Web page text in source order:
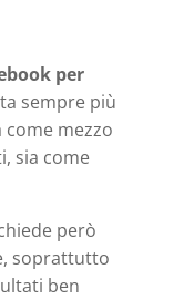
per
sempre più
mezzo
sia come
però
soprattutto
ben